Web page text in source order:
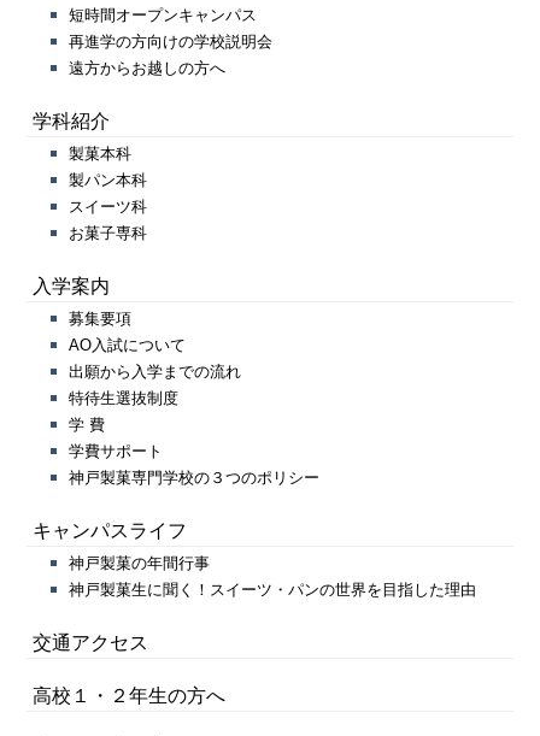
短時間オープンキャンパス
再進学の方向けの学校説明会
遠方からお越しの方へ
学科紹介
製菓本科
製パン本科
スイーツ科
お菓子専科
入学案内
募集要項
AO入試について
出願から入学までの流れ
特待生選抜制度
学 費
学費サポート
神戸製菓専門学校の３つのポリシー
キャンパスライフ
神戸製菓の年間行事
神戸製菓生に聞く！スイーツ・パンの世界を目指した理由
交通アクセス
高校１・２年生の方へ